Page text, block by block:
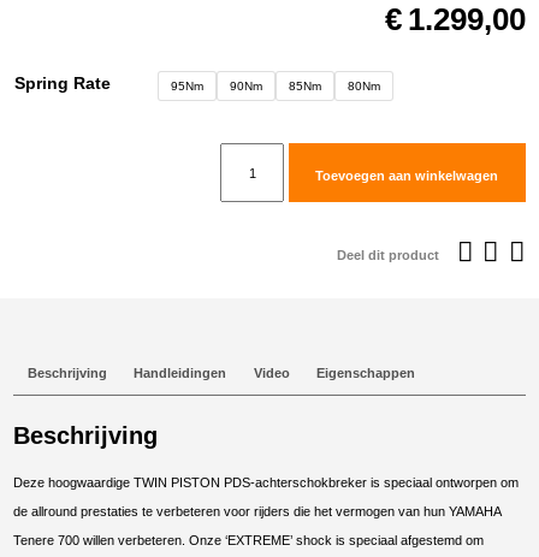
€ 1.299,00
Spring Rate 95Nm 90Nm 85Nm 80Nm
Toevoegen aan winkelwagen
Deel dit product
Beschrijving Handleidingen Video Eigenschappen
Beschrijving
Deze hoogwaardige TWIN PISTON PDS-achterschokbreker is speciaal ontworpen om
de allround prestaties te verbeteren voor rijders die het vermogen van hun YAMAHA
Tenere 700 willen verbeteren. Onze ‘EXTREME’ shock is speciaal afgestemd om